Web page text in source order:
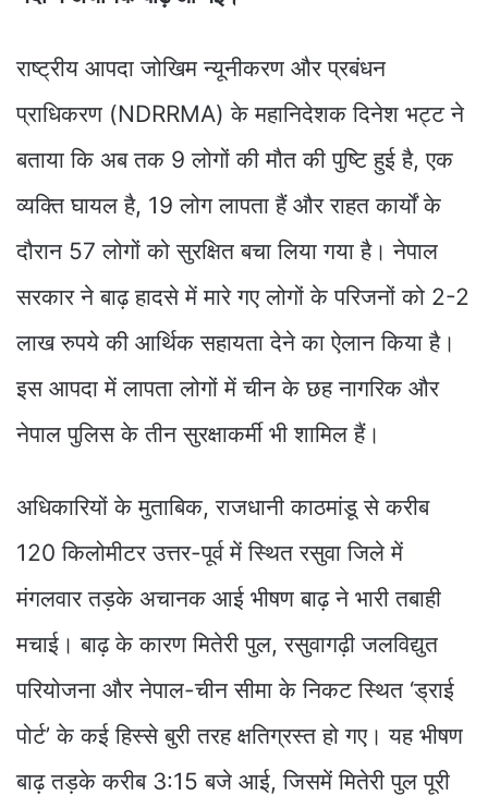
राष्ट्रीय आपदा जोखिम न्यूनीकरण और प्रबंधन
प्राधिकरण (NDRRMA) के महानिदेशक दिनेश भट्ट ने
बताया कि अब तक 9 लोगों की मौत की पुष्टि हुई है, एक
व्यक्ति घायल है, 19 लोग लापता हैं और राहत कार्यों के
दौरान 57 लोगों को सुरक्षित बचा लिया गया है। नेपाल
सरकार ने बाढ़ हादसे में मारे गए लोगों के परिजनों को 2-2
लाख रुपये की आर्थिक सहायता देने का ऐलान किया है।
इस आपदा में लापता लोगों में चीन के छह नागरिक और
नेपाल पुलिस के तीन सुरक्षाकर्मी भी शामिल हैं।
अधिकारियों के मुताबिक, राजधानी काठमांडू से करीब
120 किलोमीटर उत्तर-पूर्व में स्थित रसुवा जिले में
मंगलवार तड़के अचानक आई भीषण बाढ़ ने भारी तबाही
मचाई। बाढ़ के कारण मितेरी पुल, रसुवागढ़ी जलविद्युत
परियोजना और नेपाल-चीन सीमा के निकट स्थित ‘ड्राई
पोर्ट’ के कई हिस्से बुरी तरह क्षतिग्रस्त हो गए। यह भीषण
बाढ़ तड़के करीब 3:15 बजे आई, जिसमें मितेरी पुल पूरी